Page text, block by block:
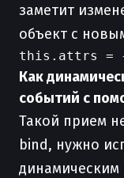
заметит
объект с
Как
событий с
Такой прием
bind, нужно